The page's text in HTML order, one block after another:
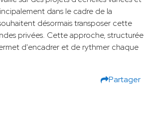
dans le cadre de la
désormais transposer cette
privées. Cette approche, structurée
d'encadrer et de rythmer chaque
Partager